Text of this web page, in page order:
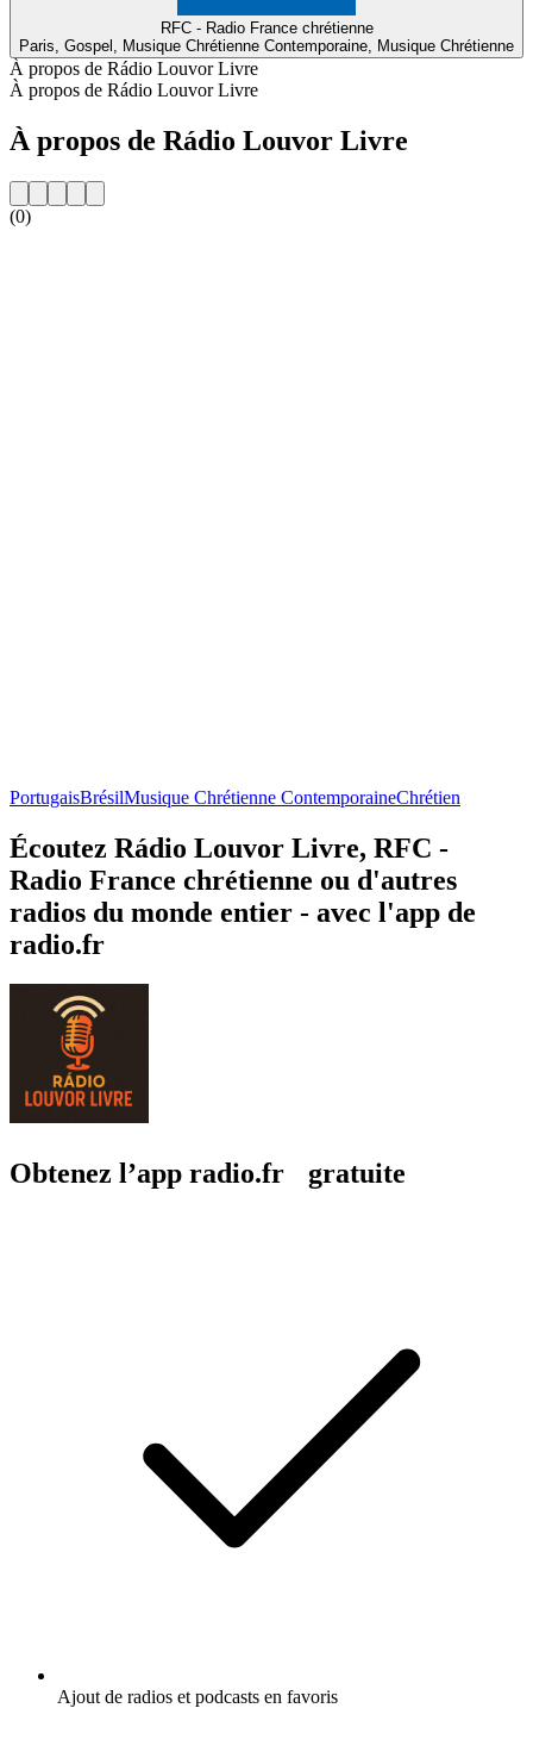
RFC - Radio France chrétienne
Paris, Gospel, Musique Chrétienne Contemporaine, Musique Chrétienne
À propos de Rádio Louvor Livre
À propos de Rádio Louvor Livre
À propos de Rádio Louvor Livre
(0)
PortugaisBrésilMusique Chrétienne ContemporaineChrétien
Écoutez Rádio Louvor Livre, RFC -
Radio France chrétienne ou d'autres
radios du monde entier - avec l'app de
radio.fr
Obtenez l’app radio.fr gratuite
Ajout de radios et podcasts en favoris